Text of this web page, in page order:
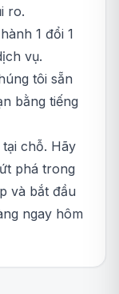
ro.
1 đổi 1
vụ.
tôi sẵn
bằng tiếng
chỗ. Hãy
phá trong
và bắt đầu
ngay hôm